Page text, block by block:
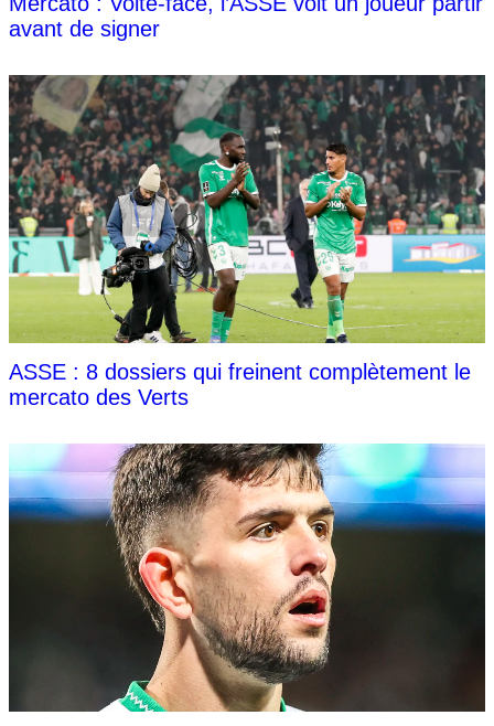
avant de signer
ASSE : 8 dossiers qui freinent complètement le
mercato des Verts